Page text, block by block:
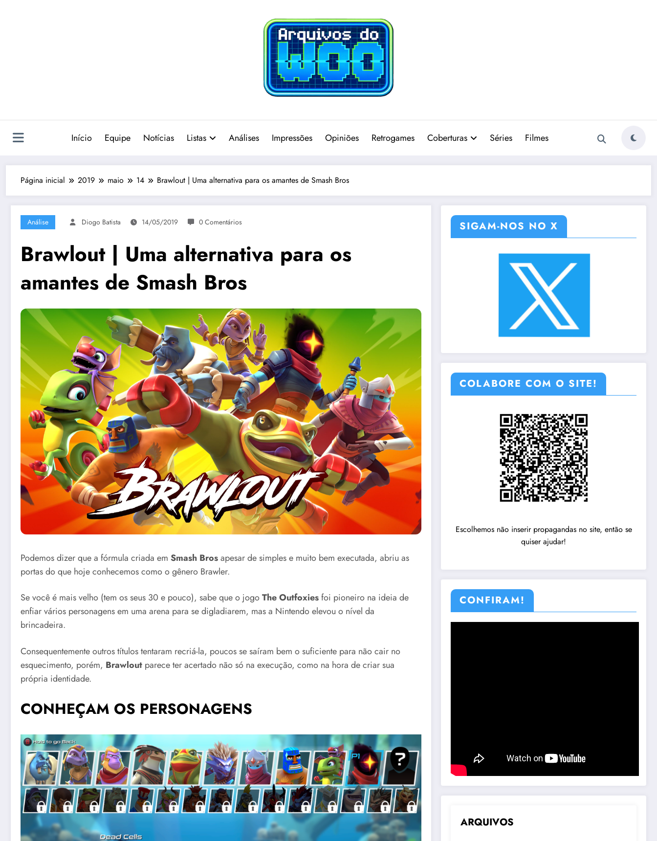
Início Equipe Notícias Listas Análises Impressões Opiniões Retrogames Coberturas Séries Filmes
Página inicial 2019 maio 14 Brawlout | Uma alternativa para os amantes de Smash Bros
Análise Diogo Batista 14/05/2019 0 Comentários
Brawlout | Uma alternativa para os
amantes de Smash Bros
Podemos dizer que a fórmula criada em Smash Brosapesar de simples e muito bem executada, abriu as
portas do que hoje conhecemos como o gênero Brawler.
Se você é mais velho (tem os seus 30 e pouco), sabe que o jogoThe Outfoxiesfoi pioneiro na ideia de
enfiar vários personagens em uma arena para se digladiarem, mas a Nintendo elevou o nível da
brincadeira.
Consequentemente outros títulos tentaram recriá-la, poucos se saíram bem o suficiente para não cair no
esquecimento, porém, Brawlout parece ter acertado não só na execução, como na hora de criar sua
própria identidade.
CONHEÇAM OS PERSONAGENS
SIGAM-NOS NO X
COLABORE COM O SITE!
Escolhemos não inserir propagandas no site, então se
quiser ajudar!
CONFIRAM!
ARQUIVOS